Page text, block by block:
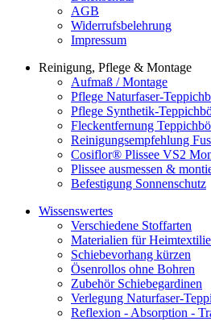
AGB
Widerrufsbelehrung
Impressum
Reinigung, Pflege & Montage
Aufmaß / Montage
Pflege Naturfaser-
Pflege Synthetik-
Fleckentfernung
Reinigungsempfehlung
Cosiflor® Plissee VS2
Plissee ausmessen &
Befestigung Sonnenschutz
Wissenswertes
Verschiedene Stoffarten
Materialien für
Schiebevorhang kürzen
Ösenrollos ohne Bohren
Zubehör Schiebegardinen
Verlegung Naturfaser-
Reflexion - Absorption -